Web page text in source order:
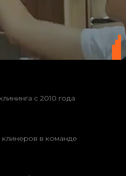
с 2010 года
в команде